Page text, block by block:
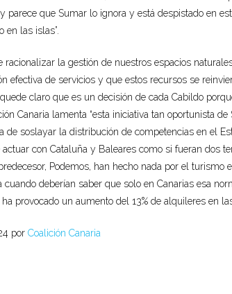
parece que Sumar lo ignora y está despistado en
en las islas”.
racionalizar la gestión de nuestros espacios
efectiva de servicios y que estos recursos se
claro que es un decisión de cada Cabildo
Canaria lamenta “esta iniciativa tan oportunista
de soslayar la distribución de competencias en el
actuar con Cataluña y Baleares como si fueran dos
Podemos, han hecho nada por el turismo
deberían saber que solo en Canarias esa
provocado un aumento del 13% de alquileres en
por Coalición Canaria